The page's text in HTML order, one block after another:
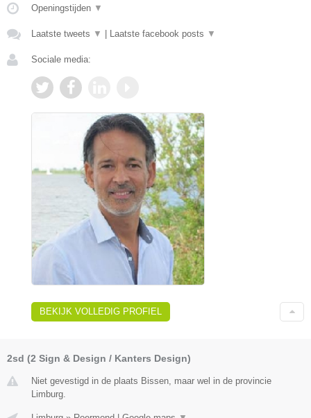
Openingstijden ▼
Laatste tweets ▼ Laatste facebook posts ▼
Sociale media:
BEKIJK VOLLEDIG PROFIEL
2sd (2 Sign & Design / Kanters Design)
Niet gevestigd in de plaats Bissen, maar wel in de provincie
Limburg.